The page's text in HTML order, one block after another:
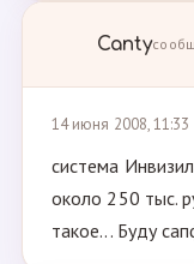
Canty
14 июня 2008, 11:33
система
около 250 тыс.
такое... Буду